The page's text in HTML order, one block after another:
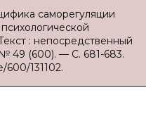
саморегуляции
: непосредственный
49 (600). — С. 681-683.
131102.